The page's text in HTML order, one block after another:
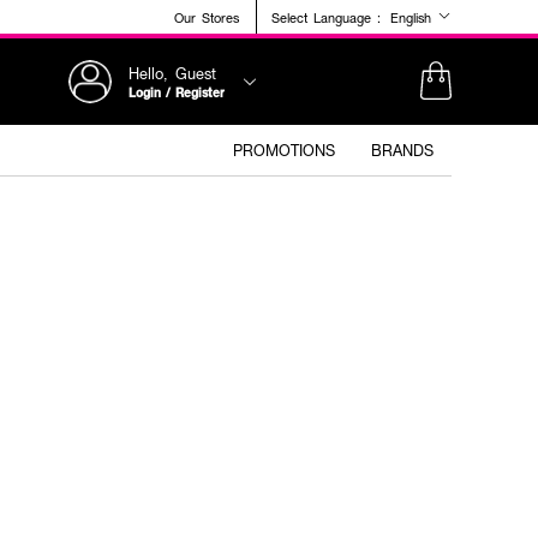
Our Stores Select Language : English
Hello, Guest
Login / Register
PROMOTIONS BRANDS